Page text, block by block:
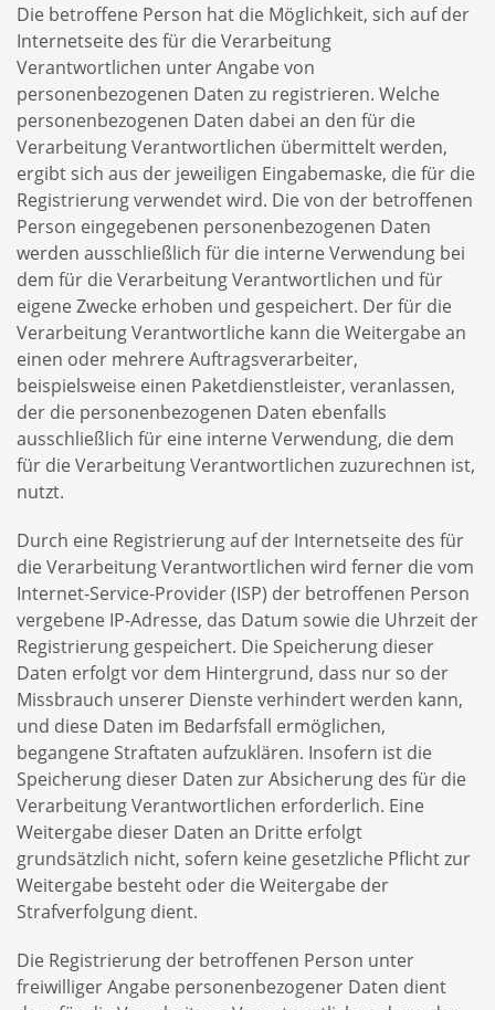
Die betroffene Person hat die Möglichkeit, sich auf der
Internetseite des für die Verarbeitung
Verantwortlichen unter Angabe von
personenbezogenen Daten zu registrieren. Welche
personenbezogenen Daten dabei an den für die
Verarbeitung Verantwortlichen übermittelt werden,
ergibt sich aus der jeweiligen Eingabemaske, die für die
Registrierung verwendet wird. Die von der betroffenen
Person eingegebenen personenbezogenen Daten
werden ausschließlich für die interne Verwendung bei
dem für die Verarbeitung Verantwortlichen und für
eigene Zwecke erhoben und gespeichert. Der für die
Verarbeitung Verantwortliche kann die Weitergabe an
einen oder mehrere Auftragsverarbeiter,
beispielsweise einen Paketdienstleister, veranlassen,
der die personenbezogenen Daten ebenfalls
ausschließlich für eine interne Verwendung, die dem
für die Verarbeitung Verantwortlichen zuzurechnen ist,
nutzt.
Durch eine Registrierung auf der Internetseite des für
die Verarbeitung Verantwortlichen wird ferner die vom
Internet-Service-Provider (ISP) der betroffenen Person
vergebene IP-Adresse, das Datum sowie die Uhrzeit der
Registrierung gespeichert. Die Speicherung dieser
Daten erfolgt vor dem Hintergrund, dass nur so der
Missbrauch unserer Dienste verhindert werden kann,
und diese Daten im Bedarfsfall ermöglichen,
begangene Straftaten aufzuklären. Insofern ist die
Speicherung dieser Daten zur Absicherung des für die
Verarbeitung Verantwortlichen erforderlich. Eine
Weitergabe dieser Daten an Dritte erfolgt
grundsätzlich nicht, sofern keine gesetzliche Pflicht zur
Weitergabe besteht oder die Weitergabe der
Strafverfolgung dient.
Die Registrierung der betroffenen Person unter
freiwilliger Angabe personenbezogener Daten dient